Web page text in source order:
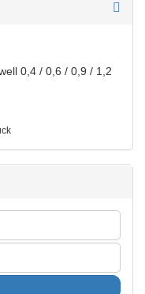
0,4 / 0,6 / 0,9 / 1,2